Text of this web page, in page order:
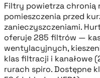
Filtry powietrza chronią
pomieszczenia przed
zanieczyszczeniami.
oferuje 285 filtrów —
wentylacyjnych,
klas filtracji i kanałowe
rurach spiro. Dostępne